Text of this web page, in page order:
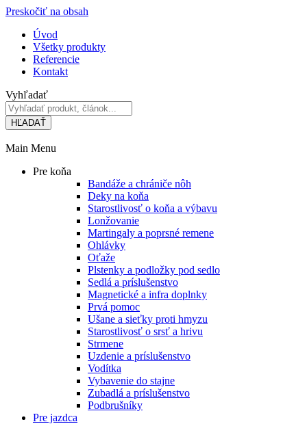
Preskočiť na obsah
Úvod
Všetky produkty
Referencie
Kontakt
Vyhľadať
HĽADAŤ
Main Menu
Pre koňa
Bandáže a chrániče nôh
Deky na koňa
Starostlivosť o koňa a výbavu
Lonžovanie
Martingaly a poprsné remene
Ohlávky
Oťaže
Plstenky a podložky pod sedlo
Sedlá a príslušenstvo
Magnetické a infra doplnky
Prvá pomoc
Ušane a sieťky proti hmyzu
Starostlivosť o srsť a hrivu
Strmene
Uzdenie a príslušenstvo
Vodítka
Vybavenie do stajne
Zubadlá a príslušenstvo
Podbrušníky
Pre jazdca